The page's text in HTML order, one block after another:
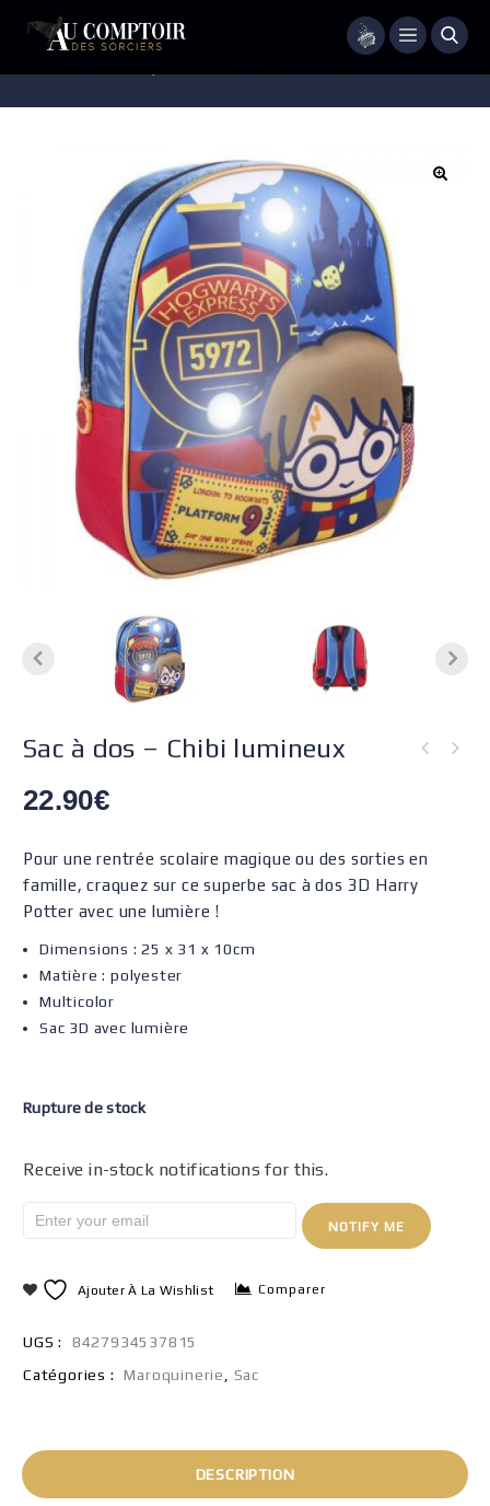
Menu
Sac à dos – Chibi lumineux
22.90€
Pour une rentrée scolaire magique ou des sorties en
famille, craquez sur ce superbe sac à dos 3D Harry
Potter avec une lumière !
Dimensions : 25 x 31 x 10cm
Matière : polyester
Multicolor
Sac 3D avec lumière
Rupture de stock
Receive in-stock notifications for this.
NOTIFY ME
Ajouter À La Wishlist Comparer
UGS :
8427934537815
Catégories :
Maroquinerie Sac
DESCRIPTION